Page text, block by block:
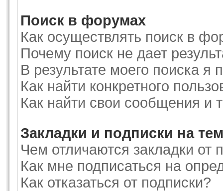
Поиск в форумах
Как осуществлять поиск в
Почему поиск не дает
В результате моего поиска я
Как найти конкретного
Как найти свои сообщения и
Закладки и подписки на
Чем отличаются закладки от
Как мне подписаться на
Как отказаться от подписки?